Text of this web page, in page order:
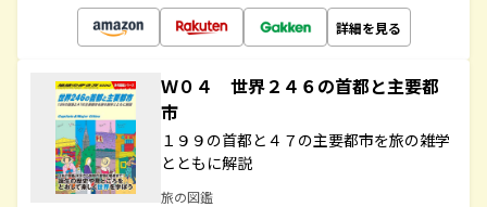
詳細を見る
Ｗ０４ 世界２４６の首都と主要都
市
１９９の首都と４７の主要都市を旅の雑学
とともに解説
旅の図鑑